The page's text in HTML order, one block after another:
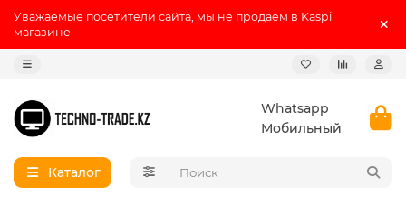
Уважаемые посетители сайта, мы не продаем в Kaspi
магазине
Whatsapp
Мобильный
Каталог